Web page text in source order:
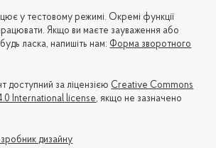
у тестовому режимі. Окремі функції
Якщо ви маєте зауваження або
ласка, напишіть нам: Форма зворотного
доступний за ліцензією Creative Commons
International license, якщо не зазначено
дизайну